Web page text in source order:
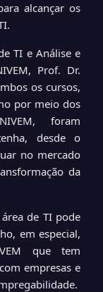
alcançar os
TI e Análise e
Prof. Dr.
os cursos,
por meio dos
foram
desde o
no mercado
da
de TI pode
em especial,
que tem
empresas e